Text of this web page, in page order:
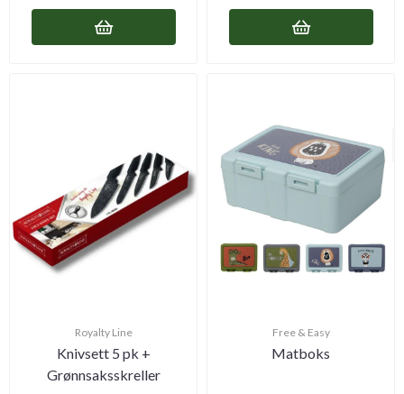
Royalty Line
Knivsett 5 pk +
Grønnsaksskreller
Free & Easy
Matboks